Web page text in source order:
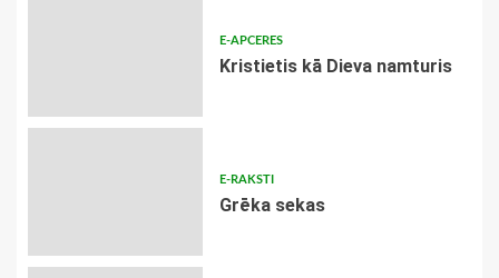
E-APCERES
Kristietis kā Dieva namturis
E-RAKSTI
Grēka sekas